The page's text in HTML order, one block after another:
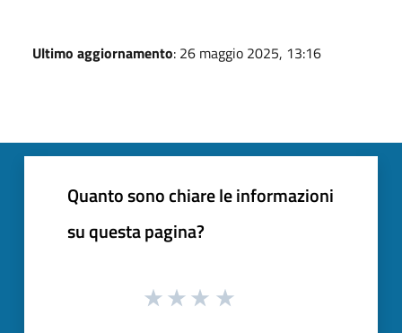
Ultimo aggiornamento: 26 maggio 2025, 13:16
Quanto sono chiare le informazioni
su questa pagina?